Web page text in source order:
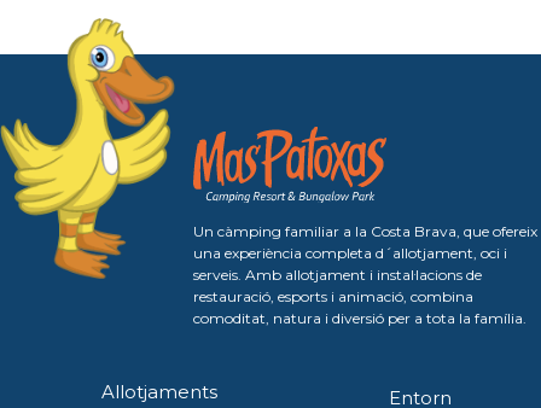
Un càmping familiar a la Costa Brava, que ofereix
una experiència completa d´allotjament, oci i
serveis. Amb allotjament i instal·lacions de
restauració, esports i animació, combina
comoditat, natura i diversió per a tota la família.
Allotjaments Entorn